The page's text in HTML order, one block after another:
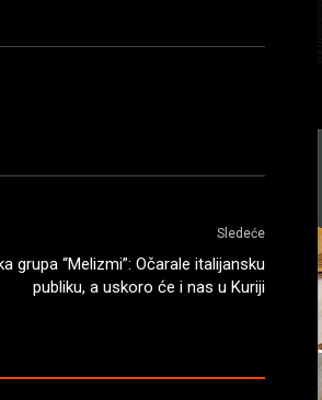
Sledeće
grupa “Melizmi”: Očarale italijansku
publiku, a uskoro će i nas u Kuriji